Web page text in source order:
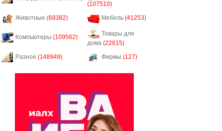
(107510)
Животные (69382) Мебель (41253)
Компьютеры (109562)
Товары для
дома (22815)
Разное (148949) Фирмы (127)